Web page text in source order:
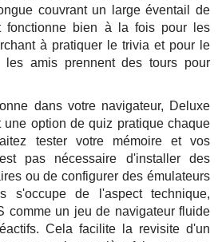
couvrant un large éventail de
fonctionne bien à la fois pour les
à pratiquer le trivia et pour le
amis prennent des tours pour
dans votre navigateur, Deluxe
une option de quiz pratique chaque
tester votre mémoire et vos
pas nécessaire d'installer des
ou de configurer des émulateurs
s'occupe de l'aspect technique,
comme un jeu de navigateur fluide
Cela facilite la revisite d'un